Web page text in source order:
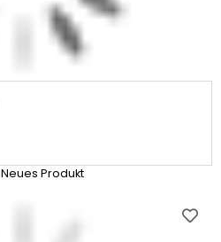
Neues Produkt